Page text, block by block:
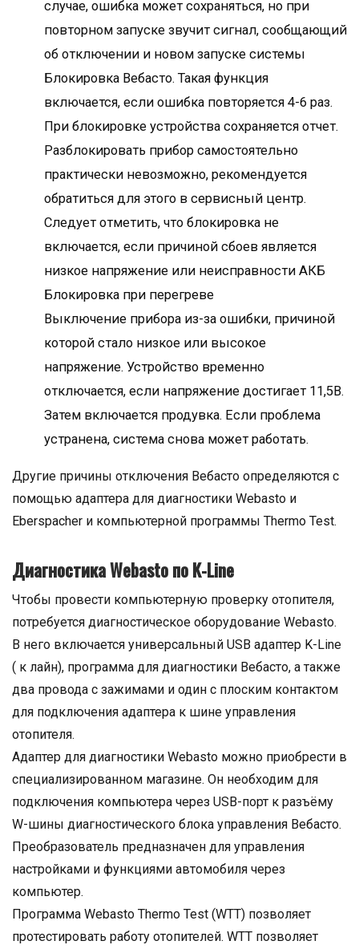
случае, ошибка может сохраняться, но при
повторном запуске звучит сигнал, сообщающий
об отключении и новом запуске системы
Блокировка Вебасто. Такая функция
включается, если ошибка повторяется 4-6 раз.
При блокировке устройства сохраняется отчет.
Разблокировать прибор самостоятельно
практически невозможно, рекомендуется
обратиться для этого в сервисный центр.
Следует отметить, что блокировка не
включается, если причиной сбоев является
низкое напряжение или неисправности АКБ
Блокировка при перегреве
Выключение прибора из-за ошибки, причиной
которой стало низкое или высокое
напряжение. Устройство временно
отключается, если напряжение достигает 11,5В.
Затем включается продувка. Если проблема
устранена, система снова может работать.
Другие причины отключения Вебасто определяются с
помощью адаптера для диагностики Webasto и
Еberspacher и компьютерной программы Thermo Test.
Диагностика Webasto по K-Line
Чтобы провести компьютерную проверку отопителя,
потребуется диагностическое оборудование Webasto.
В него включается универсальный USB адаптер K-Line
( к лайн), программа для диагностики Вебасто, а также
два провода с зажимами и один с плоским контактом
для подключения адаптера к шине управления
отопителя.
Адаптер для диагностики Webasto можно приобрести в
специализированном магазине. Он необходим для
подключения компьютера через USB-порт к разъёму
W-шины диагностического блока управления Вебасто.
Преобразователь предназначен для управления
настройками и функциями автомобиля через
компьютер.
Программа Webasto Thermo Test (WTT) позволяет
протестировать работу отопителей. WTT позволяет